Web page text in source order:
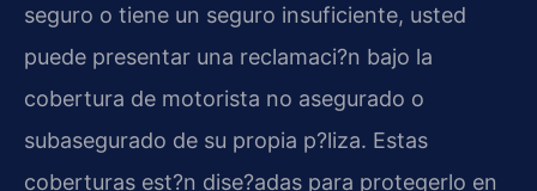
seguro o tiene un seguro insuficiente, usted
puede presentar una reclamaci?n bajo la
cobertura de motorista no asegurado o
subasegurado de su propia p?liza. Estas
coberturas est?n dise?adas para protegerlo en